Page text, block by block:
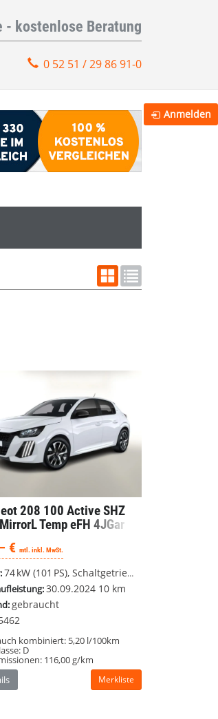
- kostenlose Beratung
0 52 51 / 29 86 91-0
208 100 Active SHZ
Temp eFH 4JGar
€ mtl. inkl. MwSt.
74 kW (101 PS), Schaltgetriebe, Frontantrieb
30.09.2024 10 km
gebraucht
kombiniert: 5,20 l/100km
D
116,00 g/km
Merkliste
Anmelden